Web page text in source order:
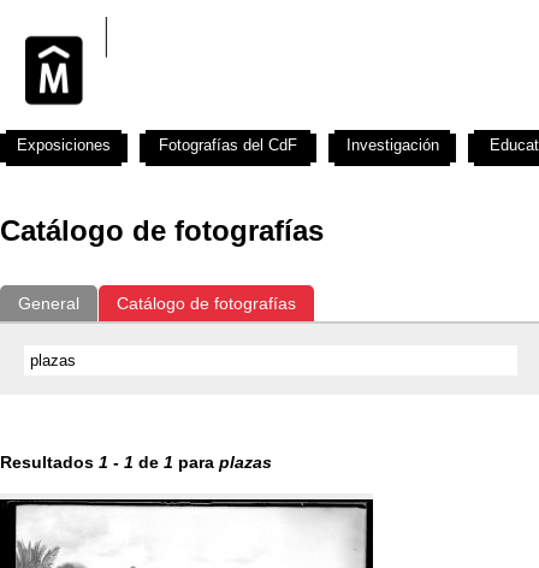
Catálogo de fotografías
General Catálogo de fotografías
Resultados 1 - 1 de 1 para plazas
Exposiciones Fotografías del CdF Investigación